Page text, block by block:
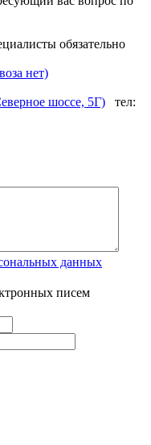
обязательно
нет)
шоссе, 5Г)
тел:
данных
писем